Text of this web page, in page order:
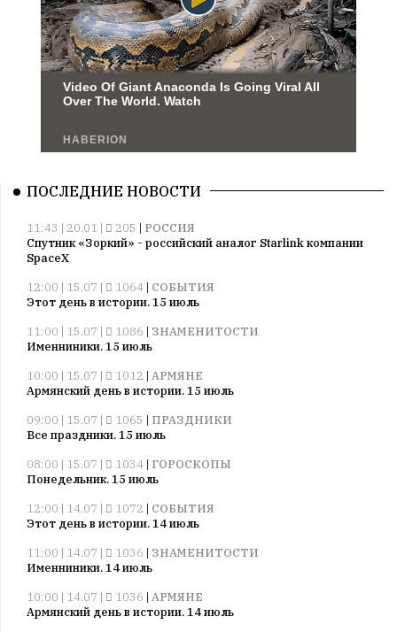
ПОСЛЕДНИЕ НОВОСТИ
11:43 | 20.01 | 205 | РОССИЯ
Спутник «Зоркий» - российский аналог Starlink компании
SpaceX
12:00 | 15.07 |
1064 | СОБЫТИЯ
Этот день в истории. 15 июль
11:00 | 15.07 |
1086 | ЗНАМЕНИТОСТИ
Именниники. 15 июль
10:00 | 15.07 |
1012 | АРМЯНЕ
Армянский день в истории. 15 июль
09:00 | 15.07 |
1065 | ПРАЗДНИКИ
Все праздники. 15 июль
08:00 | 15.07 |
1034 | ГОРОСКОПЫ
Понедельник. 15 июль
12:00 | 14.07 |
1072 | СОБЫТИЯ
Этот день в истории. 14 июль
11:00 | 14.07 |
1036 | ЗНАМЕНИТОСТИ
Именниники. 14 июль
10:00 | 14.07 |
1036 | АРМЯНЕ
Армянский день в истории. 14 июль